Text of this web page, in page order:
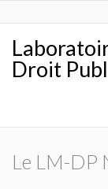
Droit
Le LM-DP